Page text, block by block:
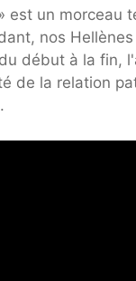
est un morceau
nos
début à la fin,
de la relation